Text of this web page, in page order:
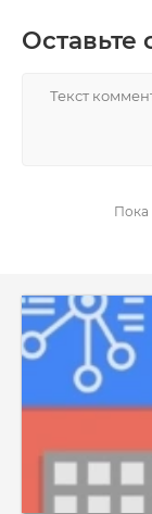
Оставьте
Пока